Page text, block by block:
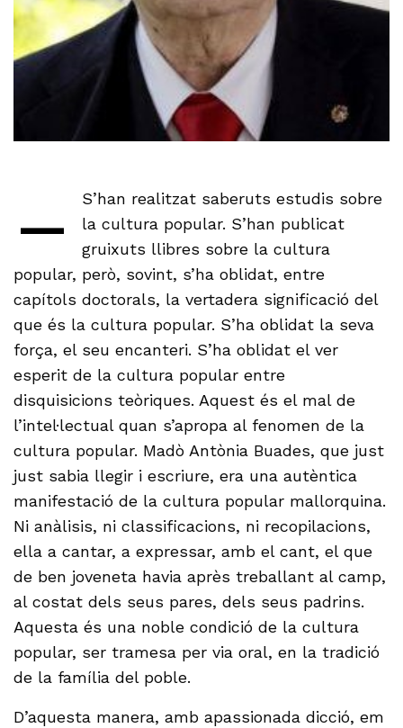
–
S’han realitzat saberuts estudis sobre
la cultura popular. S’han publicat
gruixuts llibres sobre la cultura
popular, però, sovint, s’ha oblidat, entre
capítols doctorals, la vertadera significació del
que és la cultura popular. S’ha oblidat la seva
força, el seu encanteri. S’ha oblidat el ver
esperit de la cultura popular entre
disquisicions teòriques. Aquest és el mal de
l’intel·lectual quan s’apropa al fenomen de la
cultura popular. Madò Antònia Buades, que just
just sabia llegir i escriure, era una autèntica
manifestació de la cultura popular mallorquina.
Ni anàlisis, ni classificacions, ni recopilacions,
ella a cantar, a expressar, amb el cant, el que
de ben joveneta havia après treballant al camp,
al costat dels seus pares, dels seus padrins.
Aquesta és una noble condició de la cultura
popular, ser tramesa per via oral, en la tradició
de la família del poble.
D’aquesta manera, amb apassionada dicció, em